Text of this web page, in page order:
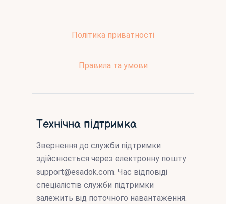
Політика приватності
Правила та умови
Технічна підтримка
Звернення до служби підтримки
здійснюється через електронну пошту
support@esadok.com. Час відповіді
спеціалістів служби підтримки
залежить від поточного навантаження.